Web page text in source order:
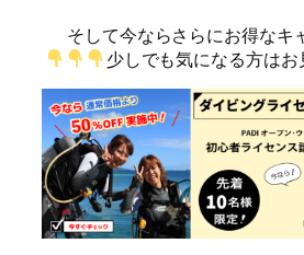
そして今ならさらにお得なキ
少しでも気になる方はお